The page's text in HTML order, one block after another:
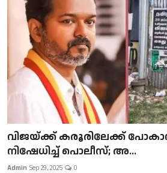
വിജയ്ക്ക് കരൂരിലേക്ക്
നിഷേധിച്ച് പൊലീസ്; അ...
Admin Sep 29, 2025 0